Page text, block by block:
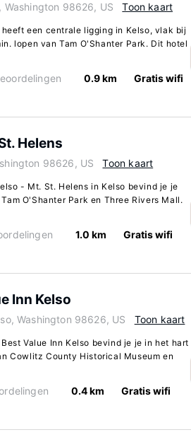
Washington 98626, US Toon kaart
een centrale ligging in Kelso, vlak bij
lopen van Tam O'Shanter Park. Dit hotel
0.9 km Gratis wifi
Helens
98626, US Toon kaart
- Mt. St. Helens in Kelso bevind je je
O'Shanter Park en Three Rivers Mall.
1.0 km Gratis wifi
Inn Kelso
Washington 98626, US Toon kaart
Value Inn Kelso bevind je je in het hart
Cowlitz County Historical Museum en
0.4 km Gratis wifi